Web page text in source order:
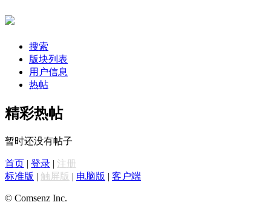
搜索
版块列表
用户信息
热帖
精彩热帖
暂时还没有帖子
首页 | 登录 | 注册
标准版 | 触屏版 | 电脑版 | 客户端
© Comsenz Inc.